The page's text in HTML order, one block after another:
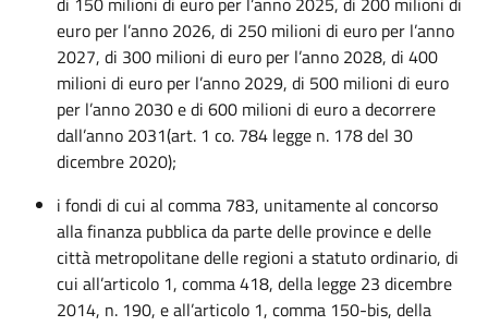
euro per l’anno 2026, di 250 milioni di euro per l’anno
2027, di 300 milioni di euro per l’anno 2028, di 400
milioni di euro per l’anno 2029, di 500 milioni di euro
per l’anno 2030 e di 600 milioni di euro a decorrere
dall’anno 2031(art. 1 co. 784 legge n. 178 del 30
dicembre 2020);
i fondi di cui al comma 783, unitamente al concorso
alla finanza pubblica da parte delle province e delle
città metropolitane delle regioni a statuto ordinario, di
cui all’articolo 1, comma 418, della legge 23 dicembre
2014, n. 190, e all’articolo 1, comma 150-bis, della